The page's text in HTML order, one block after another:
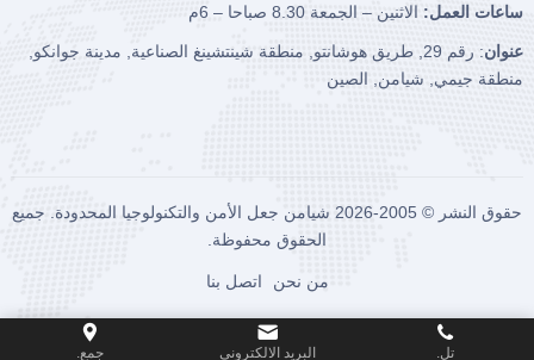
ساعات العمل: الاثنين – الجمعة 8.30 صباحا – 6م
عنوان
: رقم 29, طريق هوشانتو, منطقة شينتشينغ الصناعية, مدينة جوانكو,
منطقة جيمي, شيامن, الصين
حقوق النشر © 2005-2026 شيامن جعل الأمن والتكنولوجيا المحدودة. جميع
الحقوق محفوظة.
من نحن اتصل بنا
تل. البريد الالكترونى جمع.